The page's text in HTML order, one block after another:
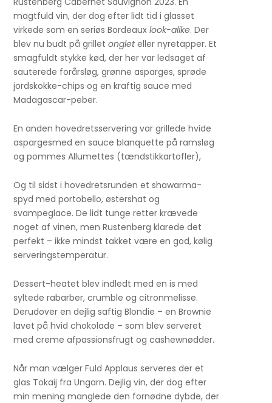
magtfuld vin, der dog efter lidt tid i glasset
virkede som en seriøs Bordeauxlook-alike. Der
blev nu budt på grilletongleteller nyretapper. Et
smagfuldt stykke kød, der her var ledsaget af
sauterede forårsløg, grønne asparges, sprøde
jordskokke-chips og en kraftig sauce med
Madagascar-peber.
En anden hovedretsservering var grillede hvide
aspargesmed en sauce blanquette på ramsløg
og pommes Allumettes (tændstikkartofler),
Og til sidst i hovedretsrunden et shawarma-
spyd med portobello, østershat og
svampeglace. De lidt tunge retter krævede
noget af vinen, men Rustenberg klarede det
perfekt – ikke mindst takket være en god, kølig
serveringstemperatur.
Dessert-heatet blev indledt med en is med
syltede rabarber, crumble og citronmelisse.
Derudover en dejlig saftig Blondie – en Brownie
lavet på hvid chokolade – som blev serveret
med creme afpassionsfrugt og cashewnødder.
Når man vælger Fuld Applaus serveres der et
glas Tokaij fra Ungarn. Dejlig vin, der dog efter
min mening manglede den fornødne dybde, der